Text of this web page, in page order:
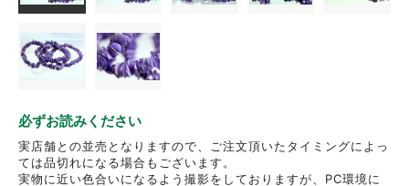
必ずお読みください
実店舗との並売となりますので、ご注文頂いたタイミングによっ
ては品切れになる場合もございます。
実物に近い色合いになるよう撮影をしておりますが、PC環境に